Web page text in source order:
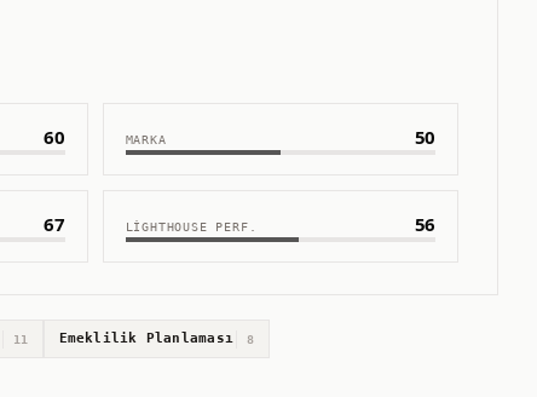
60 MARKA 50
67 LIGHTHOUSE PERF. 56
11 Emeklilik Planlaması 8